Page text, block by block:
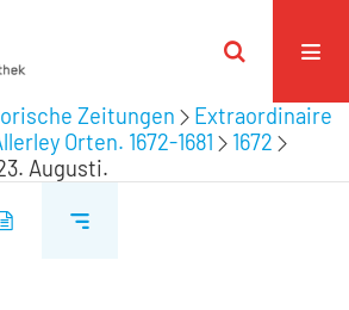
Zeitungen
Extraordinaire
Orten. 1672-1681
1672
Augusti.